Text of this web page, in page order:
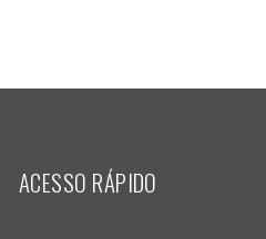
ACESSO RÁPIDO